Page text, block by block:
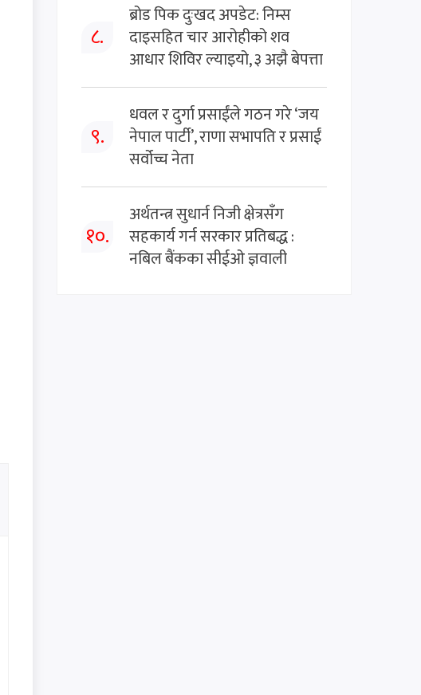
८.
ब्रोड पिक दुःखद अपडेट: निम्स
दाइसहित चार आरोहीको शव
आधार शिविर ल्याइयो, ३ अझै बेपत्ता
९.
धवल र दुर्गा प्रसाईंले गठन गरे ‘जय
नेपाल पार्टी’, राणा सभापति र प्रसाईं
सर्वोच्च नेता
१०.
अर्थतन्त्र सुधार्न निजी क्षेत्रसँग
सहकार्य गर्न सरकार प्रतिबद्ध :
नबिल बैंकका सीईओ ज्ञवाली